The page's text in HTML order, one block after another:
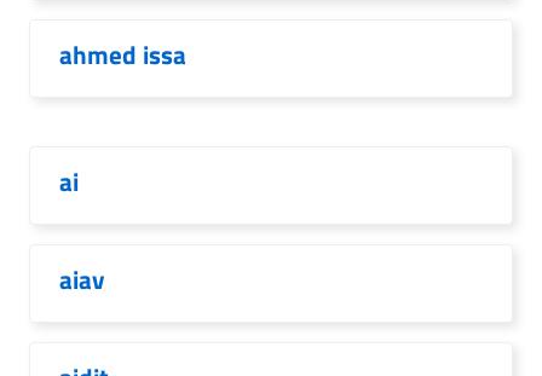
ahmed issa
ai
aiav